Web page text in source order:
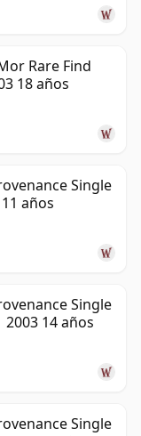
Rare Find
18 años
Single
años
Single
2003 14 años
Single